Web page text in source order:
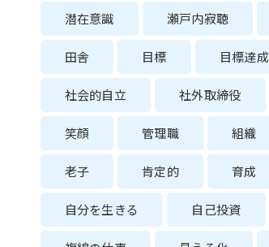
潜在意識 瀬戸内寂聴
田舎 目標 目標達成
社会的自立 社外取締役
笑顔 管理職 組織
老子 肯定的 育成
自分を生きる 自己投資